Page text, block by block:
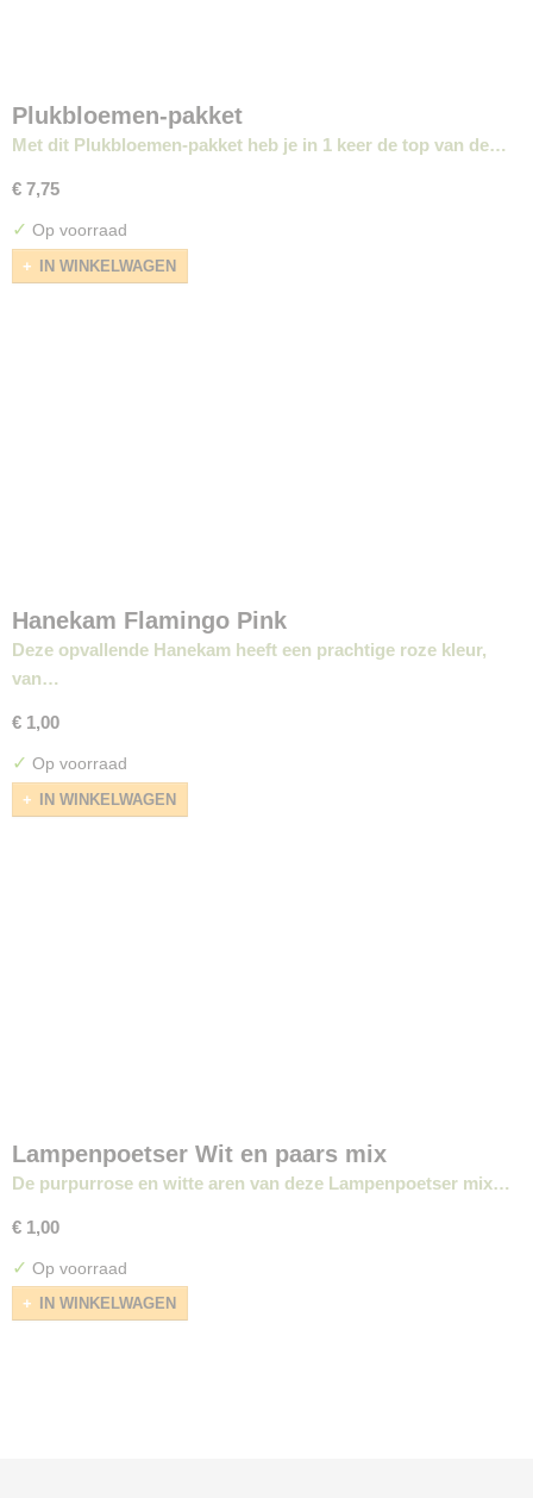
Plukbloemen-pakket
Met dit Plukbloemen-pakket heb je in 1 keer de top van de…
€ 7,75
✓ Op voorraad
IN WINKELWAGEN
Hanekam Flamingo Pink
Deze opvallende Hanekam heeft een prachtige roze kleur,
van…
€ 1,00
✓ Op voorraad
IN WINKELWAGEN
Lampenpoetser Wit en paars mix
De purpurrose en witte aren van deze Lampenpoetser mix…
€ 1,00
✓ Op voorraad
IN WINKELWAGEN